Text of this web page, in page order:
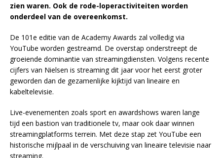
zien waren. Ook de rode-loperactiviteiten worden
onderdeel van de overeenkomst.
De 101e editie van de Academy Awards zal volledig via
YouTube worden gestreamd. De overstap onderstreept de
groeiende dominantie van streamingdiensten. Volgens recente
cijfers van Nielsen is streaming dit jaar voor het eerst groter
geworden dan de gezamenlijke kijktijd van lineaire en
kabeltelevisie.
Live-evenementen zoals sport en awardshows waren lange
tijd een bastion van traditionele tv, maar ook daar winnen
streamingplatforms terrein. Met deze stap zet YouTube een
historische mijlpaal in de verschuiving van lineaire televisie naar
streaming.